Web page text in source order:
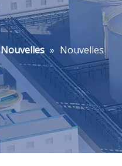
Nouvelles » Nouvelles